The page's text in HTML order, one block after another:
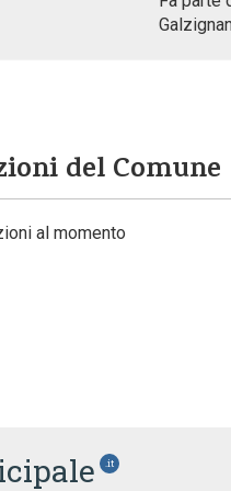
del Comune
al momento
.it